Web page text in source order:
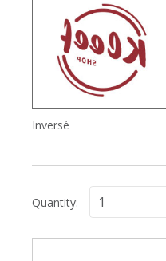
Inversé
Quantity: